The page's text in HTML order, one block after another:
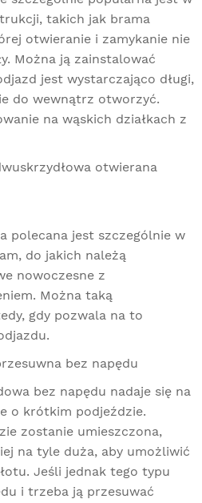
takich jak brama
otwieranie i zamykanie nie
Można ją zainstalować
jest wystarczająco długi,
do wewnątrz otworzyć.
na wąskich działkach z
otwierana
polecana jest szczególnie w
do jakich należą
nowoczesne z
Można taką
gdy pozwala na to
bez napędu
bez napędu nadaje się na
o krótkim podjeździe.
zostanie umieszczona,
na tyle duża, aby umożliwić
Jeśli jednak tego typu
i trzeba ją przesuwać